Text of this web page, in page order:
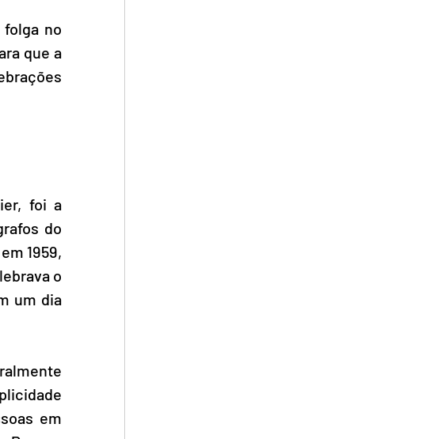
no
que a
foi a
do
1959,
o
um dia
em